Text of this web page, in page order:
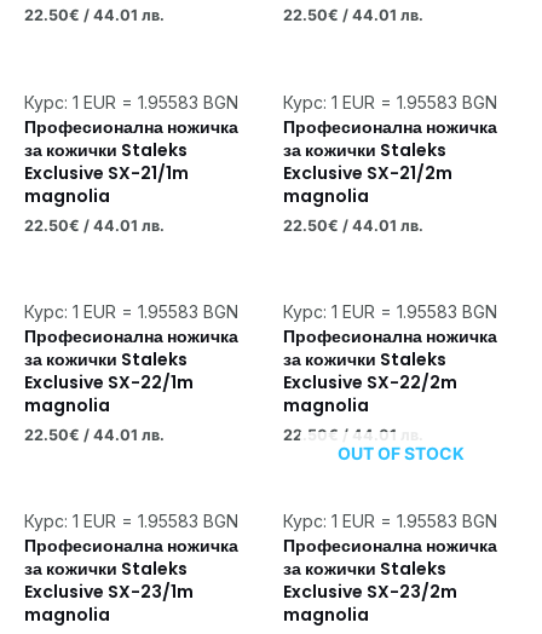
22.50€ / 44.01 лв. 22.50€ / 44.01 лв.
Курс: 1 EUR = 1.95583 BGN
Професионална ножичка
за кожички Staleks
Exclusive SX-21/1m
magnolia
22.50€ / 44.01 лв.
Курс: 1 EUR = 1.95583 BGN
Професионална ножичка
за кожички Staleks
Exclusive SX-21/2m
magnolia
22.50€ / 44.01 лв.
Курс: 1 EUR = 1.95583 BGN
Професионална ножичка
за кожички Staleks
Exclusive SX-22/1m
magnolia
22.50€ / 44.01 лв.
Курс: 1 EUR = 1.95583 BGN
Професионална ножичка
за кожички Staleks
Exclusive SX-22/2m
magnolia
22.50 € / 44.01 лв.
Курс: 1 EUR = 1.95583 BGN
Професионална ножичка
за кожички Staleks
Exclusive SX-23/1m
magnolia
OUT OF STOCK
Курс: 1 EUR = 1.95583 BGN
Професионална ножичка
за кожички Staleks
Exclusive SX-23/2m
magnolia